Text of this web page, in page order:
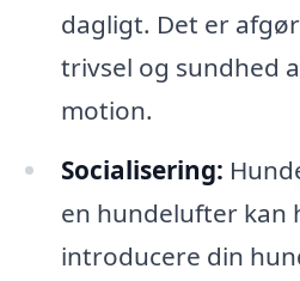
dagligt. Det er
trivsel og sundhed
motion.
Socialisering:
en hundelufter kan
introducere din